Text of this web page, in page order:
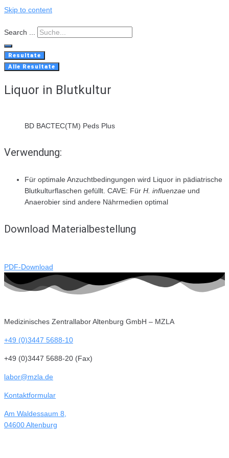
Skip to content
Search ...
Resultate
Alle Resultate
Liquor in Blutkultur
BD BACTEC(TM) Peds Plus
Verwendung:
Für optimale Anzuchtbedingungen wird Liquor in pädiatrische
Blutkulturflaschen gefüllt. CAVE: Für H. influenzae und
Anaerobier sind andere Nährmedien optimal
Download Materialbestellung
PDF-Download
Medizinisches Zentrallabor Altenburg GmbH – MZLA
+49 (0)3447 5688-10
+49 (0)3447 5688-20 (Fax)
labor@mzla.de
Kontaktformular
Am Waldessaum 8,
04600 Altenburg